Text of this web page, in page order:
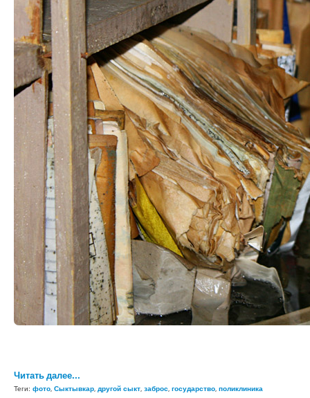
Читать далее...
Теги: фото, Сыктывкар, другой сыкт, заброс, государство, поликлиника